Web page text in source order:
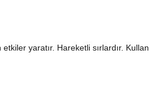
yaratır. Hareketli sırlardır.